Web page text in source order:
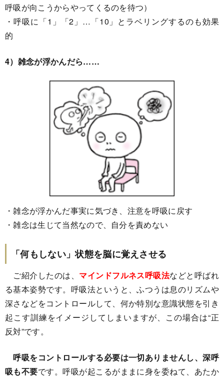
呼吸が向こうからやってくるのを待つ）
・呼吸に「1」「2」…「10」とラベリングするのも効果
的
4）雑念が浮かんだら……
・雑念が浮かんだ事実に気づき、注意を呼吸に戻す
・雑念は生じて当然なので、自分を責めない
「何もしない」状態を脳に覚えさせる
ご紹介したのは、 マインドフルネス呼吸法などと呼ばれ
る基本姿勢です。呼吸法というと、ふつうは息のリズムや
深さなどをコントロールして、何か特別な意識状態を引き
起こす訓練をイメージしてしまいますが、この場合は“正
反対”です。
呼吸をコントロールする必要は一切ありませんし、深呼
吸も不要です。呼吸が起こるがままに身を委ねて、あたか